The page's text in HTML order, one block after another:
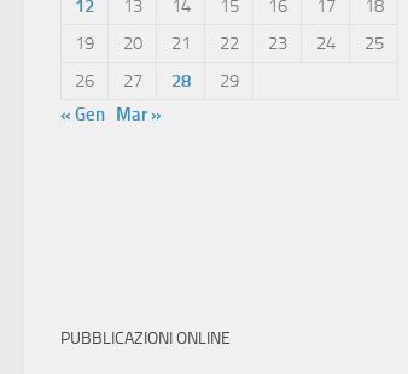
12
13 14 15 16 17
18
19
20 21 22 23 24
25
26
27 28
29
« Gen Mar »
PUBBLICAZIONI ONLINE